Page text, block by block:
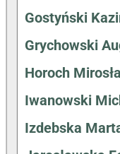
Gostyński
Grychowski
Horoch
Iwanowski
Izdebska